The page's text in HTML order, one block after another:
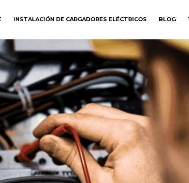
INSTALACIÓN DE CARGADORES ELÉCTRICOS BLOG